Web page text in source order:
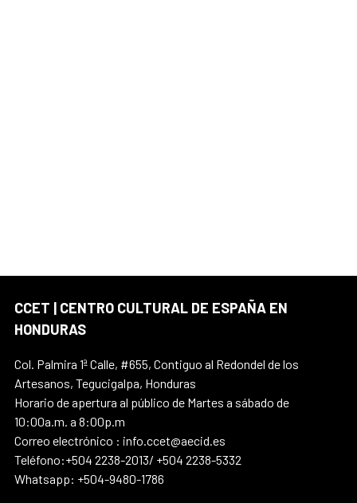
CCET | CENTRO CULTURAL DE ESPAÑA EN
HONDURAS
Col. Palmira 1ª Calle, #655, Contiguo al Redondel de los
Artesanos, Tegucigalpa, Honduras
Horario de apertura al público de Martes a sábado de
10:00a.m. a 8:00p.m
Correo electrónico : info.ccet@aecid.es
Teléfono:+504 2238-2013/ +504 2238-5332
Whatsapp: +504-9480-1786